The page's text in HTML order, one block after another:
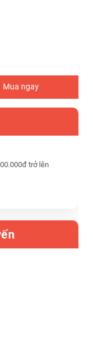
Mua ngay
trở lên